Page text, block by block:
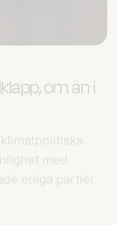
om än i
med
eniga partier